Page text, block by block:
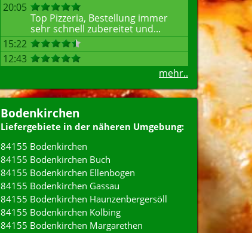
20:05
Top Pizzeria, Bestellung immer
sehr schnell zubereitet und...
15:22
12:43
mehr..
Bodenkirchen
Liefergebiete in der näheren Umgebung:
84155 Bodenkirchen
84155 Bodenkirchen Buch
84155 Bodenkirchen Ellenbogen
84155 Bodenkirchen Gassau
84155 Bodenkirchen Haunzenbergersöll
84155 Bodenkirchen Kolbing
84155 Bodenkirchen Margarethen